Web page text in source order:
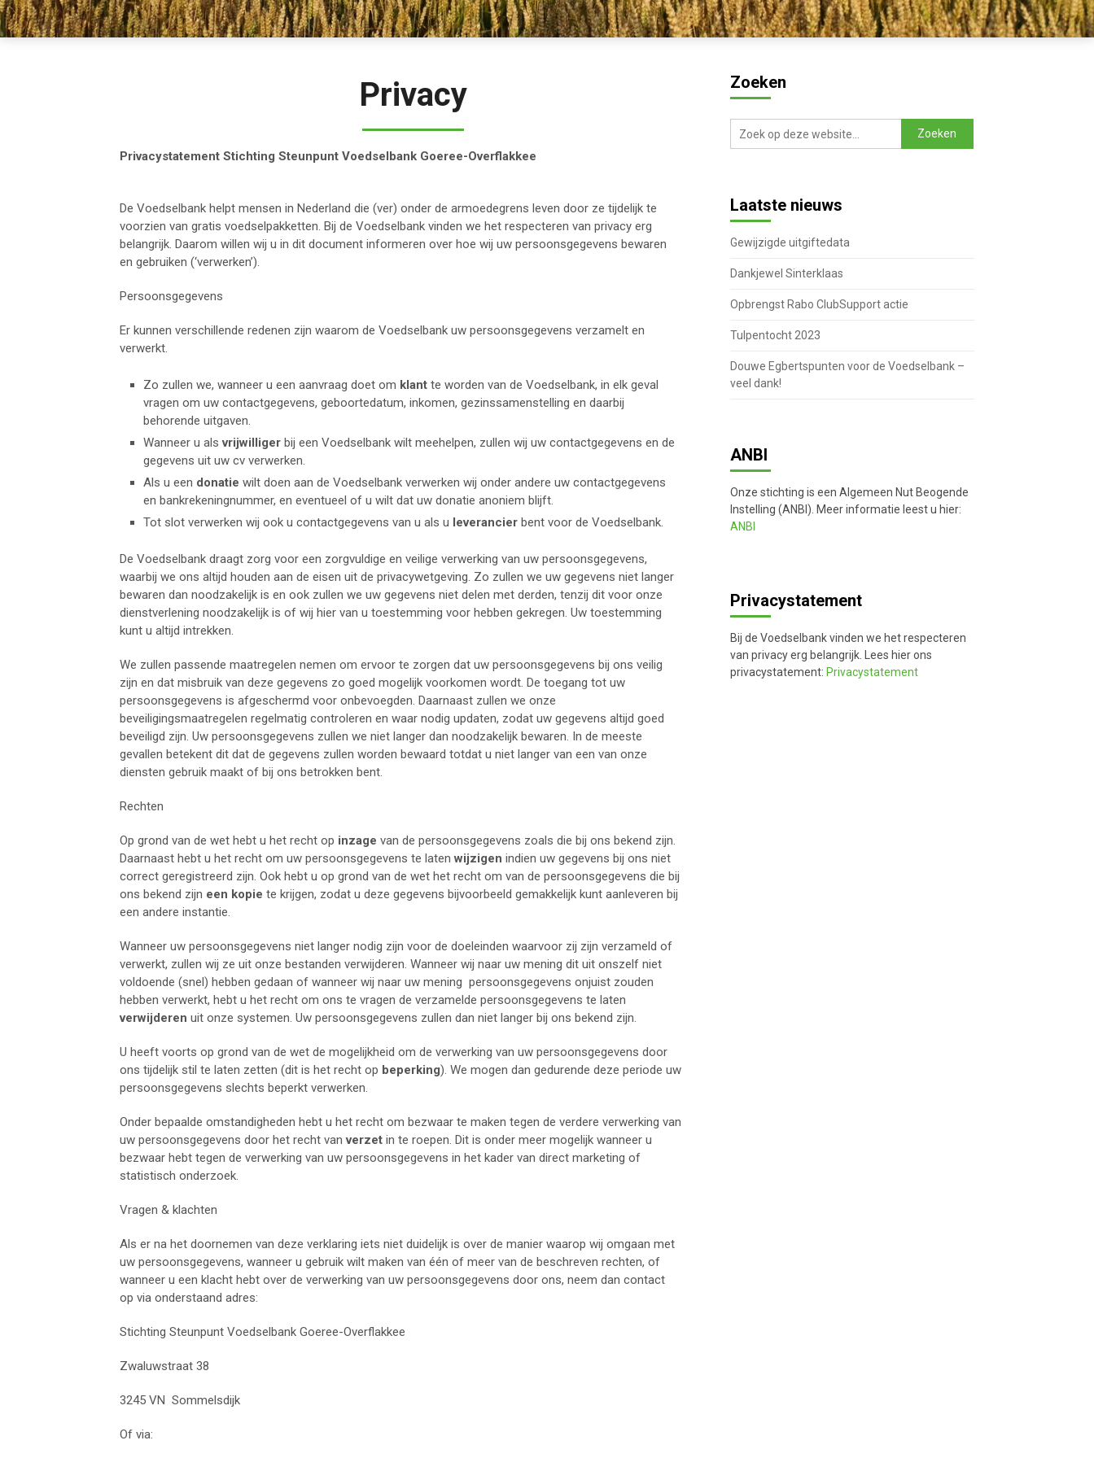
Privacy
Privacystatement Stichting Steunpunt Voedselbank Goeree-Overflakkee
De Voedselbank helpt mensen in Nederland die (ver) onder de armoedegrens leven door ze tijdelijk te
voorzien van gratis voedselpakketten. Bij de Voedselbank vinden we het respecteren van privacy erg
belangrijk. Daarom willen wij u in dit document informeren over hoe wij uw persoonsgegevens bewaren
en gebruiken (‘verwerken’).
Persoonsgegevens
Er kunnen verschillende redenen zijn waarom de Voedselbank uw persoonsgegevens verzamelt en
verwerkt.
Zo zullen we, wanneer u een aanvraag doet om klantte worden van de Voedselbank, in elk geval
vragen om uw contactgegevens, geboortedatum, inkomen, gezinssamenstelling en daarbij
behorende uitgaven.
Wanneer u alsvrijwilligerbij een Voedselbank wilt meehelpen, zullen wij uw contactgegevens en de
gegevens uit uw cv verwerken.
Als u een donatie wilt doen aan de Voedselbank verwerken wij onder andere uw contactgegevens
en bankrekeningnummer, en eventueel of u wilt dat uw donatie anoniem blijft.
Tot slot verwerken wij ook u contactgegevens van u als u leverancierbent voor de Voedselbank.
De Voedselbank draagt zorg voor een zorgvuldige en veilige verwerking van uw persoonsgegevens,
waarbij we ons altijd houden aan de eisen uit de privacywetgeving. Zo zullen we uw gegevens niet langer
bewaren dan noodzakelijk is en ook zullen we uw gegevens niet delen met derden, tenzij dit voor onze
dienstverlening noodzakelijk is of wij hier van u toestemming voor hebben gekregen. Uw toestemming
kunt u altijd intrekken.
We zullen passende maatregelen nemen om ervoor te zorgen dat uw persoonsgegevens bij ons veilig
zijn en dat misbruik van deze gegevens zo goed mogelijk voorkomen wordt. De toegang tot uw
persoonsgegevens is afgeschermd voor onbevoegden. Daarnaast zullen we onze
beveiligingsmaatregelen regelmatig controleren en waar nodig updaten, zodat uw gegevens altijd goed
beveiligd zijn. Uw persoonsgegevens zullen we niet langer dan noodzakelijk bewaren. In de meeste
gevallen betekent dit dat de gegevens zullen worden bewaard totdat u niet langer van een van onze
diensten gebruik maakt of bij ons betrokken bent.
Rechten
Op grond van de wet hebt u het recht op inzage van de persoonsgegevens zoals die bij ons bekend zijn.
Daarnaast hebt u het recht om uw persoonsgegevens te latenwijzigen indien uw gegevens bij ons niet
correct geregistreerd zijn. Ook hebt u op grond van de wet het recht om van de persoonsgegevens die bij
ons bekend zijn een kopie te krijgen, zodat u deze gegevens bijvoorbeeld gemakkelijk kunt aanleveren bij
een andere instantie.
Wanneer uw persoonsgegevens niet langer nodig zijn voor de doeleinden waarvoor zij zijn verzameld of
verwerkt, zullen wij ze uit onze bestanden verwijderen. Wanneer wij naar uw mening dit uit onszelf niet
voldoende (snel) hebben gedaan of wanneer wij naar uw mening persoonsgegevens onjuist zouden
hebben verwerkt, hebt u het recht om ons te vragen de verzamelde persoonsgegevens te laten
verwijderen uit onze systemen. Uw persoonsgegevens zullen dan niet langer bij ons bekend zijn.
U heeft voorts op grond van de wet de mogelijkheid om de verwerking van uw persoonsgegevens door
ons tijdelijk stil te laten zetten (dit is het recht op beperking). We mogen dan gedurende deze periode uw
persoonsgegevens slechts beperkt verwerken.
Onder bepaalde omstandigheden hebt u het recht om bezwaar te maken tegen de verdere verwerking van
uw persoonsgegevens door het recht vanverzet in te roepen. Dit is onder meer mogelijk wanneer u
bezwaar hebt tegen de verwerking van uw persoonsgegevens in het kader van direct marketing of
statistisch onderzoek.
Vragen & klachten
Als er na het doornemen van deze verklaring iets niet duidelijk is over de manier waarop wij omgaan met
uw persoonsgegevens, wanneer u gebruik wilt maken van één of meer van de beschreven rechten, of
wanneer u een klacht hebt over de verwerking van uw persoonsgegevens door ons, neem dan contact
op via onderstaand adres:
Stichting Steunpunt Voedselbank Goeree-Overflakkee
Zwaluwstraat 38
3245 VN Sommelsdijk
Of via:
Zoeken
Laatste nieuws
Gewijzigde uitgiftedata
Dankjewel Sinterklaas
Opbrengst Rabo ClubSupport actie
Tulpentocht 2023
Douwe Egbertspunten voor de Voedselbank –
veel dank!
ANBI
Onze stichting is een Algemeen Nut Beogende
Instelling (ANBI). Meer informatie leest u hier:
ANBI
Privacystatement
Bij de Voedselbank vinden we het respecteren
van privacy erg belangrijk. Lees hier ons
privacystatement: Privacystatement